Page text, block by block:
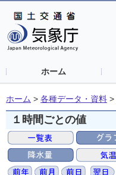
ホーム
ホーム > 各種データ・資料 >
１時間ごとの値